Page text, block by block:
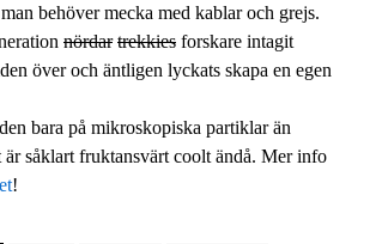
behöver mecka med kablar och grejs.
nördar trekkies forskare intagit
över och äntligen lyckats skapa en egen
bara på mikroskopiska partiklar än
är såklart fruktansvärt coolt ändå. Mer info
!